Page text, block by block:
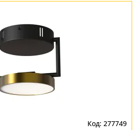
277749